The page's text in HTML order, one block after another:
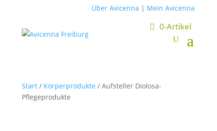
Über Avicenna | Mein Avicenna
0-Artikel
Start/ Körperprodukte / Aufsteller Diolosa-
Pflegeprodukte